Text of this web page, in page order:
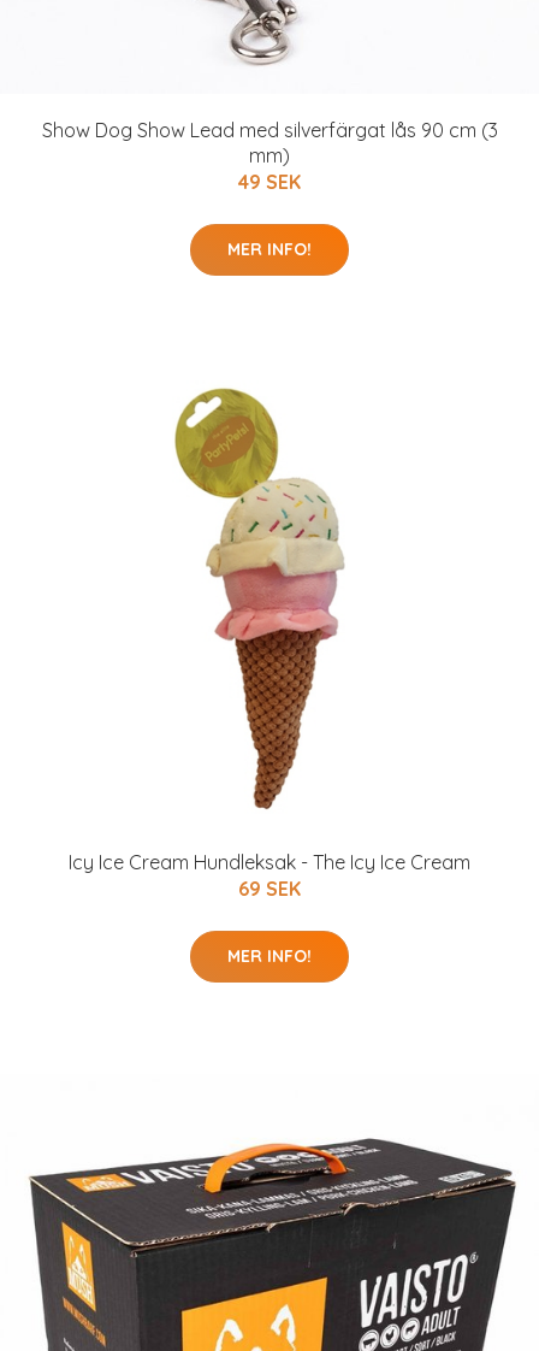
Show Dog Show Lead med silverfärgat lås 90 cm (3
mm)
49 SEK
MER INFO!
Icy Ice Cream Hundleksak - The Icy Ice Cream
69 SEK
MER INFO!